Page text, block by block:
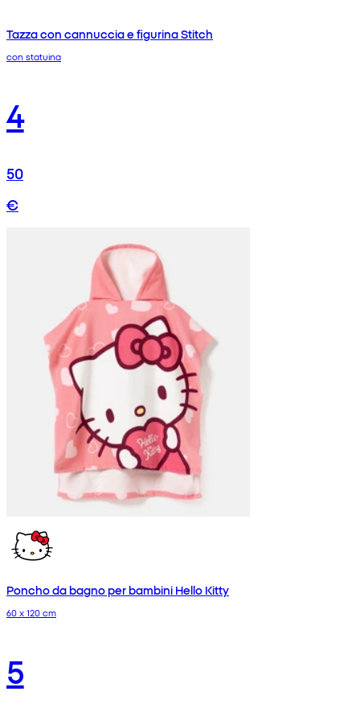
Tazza con cannuccia e figurina Stitch
con statuina
4
50
€
Poncho da bagno per bambini Hello Kitty
60 x 120 cm
5